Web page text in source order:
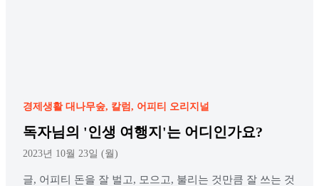
경제생활 대나무숲 칼럼 어피티 오리지널
독자님의 '인생 여행지'는 어디인가요?
2023년 10월 23일 (월)
글, 어피티 돈을 잘 벌고, 모으고, 불리는 것만큼 잘 쓰는 것